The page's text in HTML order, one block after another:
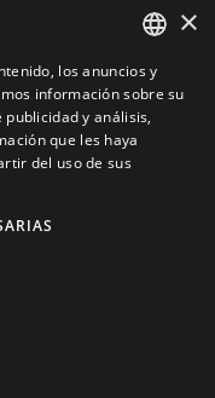
CATALAN
ENGLISH
FRENCH
×
los anuncios y
información sobre su
y análisis,
que les haya
del uso de sus